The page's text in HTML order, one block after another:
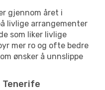
gjennom året i
livlige arrangementer
som liker livlige
mer ro og ofte bedre
ønsker å unnslippe